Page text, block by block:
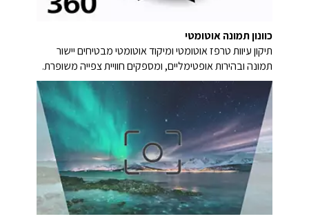
כוונון תמונה אוטומטי
תיקון עיוות טרפז אוטומטי ומיקוד אוטומטי מבטיחים יישור
תמונה ובהירות אופטימליים, ומספקים חוויית צפייה משופרת.